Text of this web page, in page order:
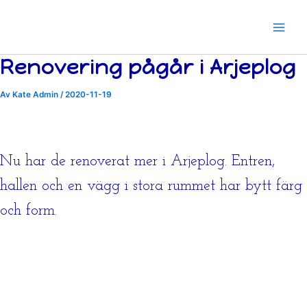
Renovering pågår i Arjeplog
Av Kate Admin /2020-11-19
Nu har de renoverat mer i Arjeplog. Entren,
hallen och en vägg i stora rummet har bytt färg
och form.